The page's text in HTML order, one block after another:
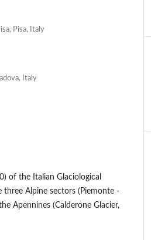
Pisa, Italy
Italy
of the Italian Glaciological
Alpine sectors (Piemonte -
Apennines (Calderone Glacier,